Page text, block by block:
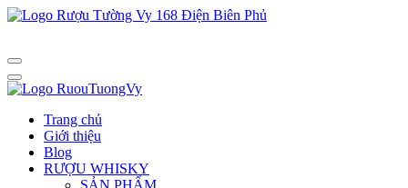
Trang chủ
Giới thiệu
Blog
RƯỢU WHISKY
SẢN PHẨM